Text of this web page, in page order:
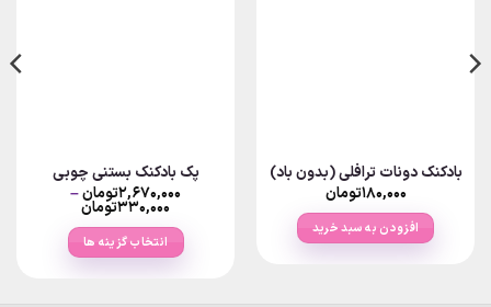
بادکنک دونات ترافلی (بدون باد)
۱۸۰,۰۰۰تومان
افزودن به سبد خرید
پک بادکنک بستنی چوبی
۲,۶۷۰,۰۰۰تومان–
۳۳۰,۰۰۰تومانPrice
through
۲,۶۷۰,۰۰۰تومان
انتخاب گزینه ها